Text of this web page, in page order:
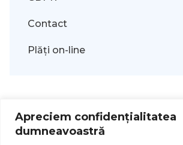
Apreciem confidențialitatea
dumneavoastră
Contact
Plăți on-line